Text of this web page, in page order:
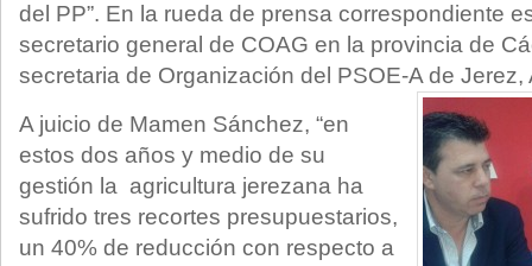
del PP”. En la rueda de prensa correspondiente
secretario general de COAG en la provincia de
secretaria de Organización del PSOE-A de
A juicio de Mamen Sánchez, “en
estos dos años y medio de su
gestión la agricultura jerezana ha
sufrido tres recortes presupuestarios,
un 40% de reducción con respecto a